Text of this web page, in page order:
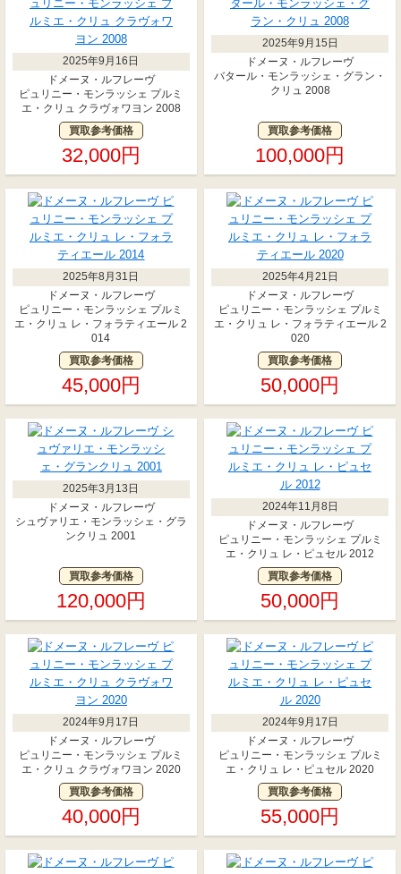
2025年9月16日
ドメーヌ・ルフレーヴ
ピュリニー・モンラッシェ プルミ
エ・クリュ クラヴォワヨン 2008
買取参考価格
32,000円
2025年9月15日
ドメーヌ・ルフレーヴ
バタール・モンラッシェ・グラン・
クリュ 2008
買取参考価格
100,000円
2025年8月31日
ドメーヌ・ルフレーヴ
ピュリニー・モンラッシェ プルミ
エ・クリュ レ・フォラティエール 2
014
買取参考価格
45,000円
2025年4月21日
ドメーヌ・ルフレーヴ
ピュリニー・モンラッシェ プルミ
エ・クリュ レ・フォラティエール 2
020
買取参考価格
50,000円
2025年3月13日
ドメーヌ・ルフレーヴ
シュヴァリエ・モンラッシェ・グラ
ンクリュ 2001
買取参考価格
120,000円
2024年11月8日
ドメーヌ・ルフレーヴ
ピュリニー・モンラッシェ プルミ
エ・クリュ レ・ピュセル 2012
買取参考価格
50,000円
2024年9月17日
ドメーヌ・ルフレーヴ
ピュリニー・モンラッシェ プルミ
エ・クリュ クラヴォワヨン 2020
買取参考価格
40,000円
2024年9月17日
ドメーヌ・ルフレーヴ
ピュリニー・モンラッシェ プルミ
エ・クリュ レ・ピュセル 2020
買取参考価格
55,000円